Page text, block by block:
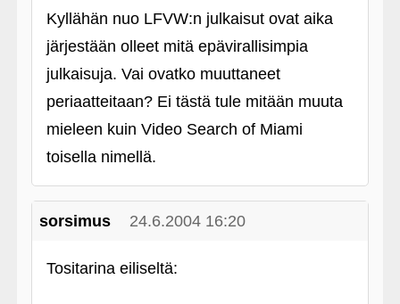
Kyllähän nuo LFVW:n julkaisut ovat aika
järjestään olleet mitä epävirallisimpia
julkaisuja. Vai ovatko muuttaneet
periaatteitaan? Ei tästä tule mitään muuta
mieleen kuin Video Search of Miami
toisella nimellä.
sorsimus 24.6.2004 16:20
Tositarina eiliseltä: